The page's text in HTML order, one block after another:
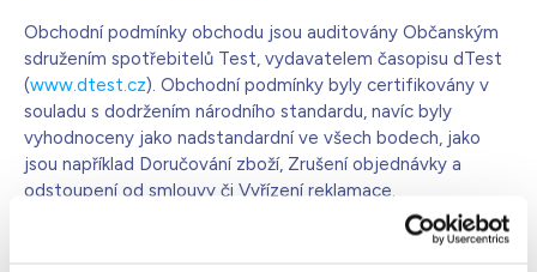
Obchodní podmínky obchodu jsou auditovány Občanským
sdružením spotřebitelů Test, vydavatelem časopisu dTest
(www.dtest.cz). Obchodní podmínky byly certifikovány v
souladu s dodržením národního standardu, navíc byly
vyhodnoceny jako nadstandardní ve všech bodech, jako
jsou například Doručování zboží, Zrušení objednávky a
odstoupení od smlouvy či Vyřízení reklamace.
Během působnosti na trhu nebylo vedeno se společností